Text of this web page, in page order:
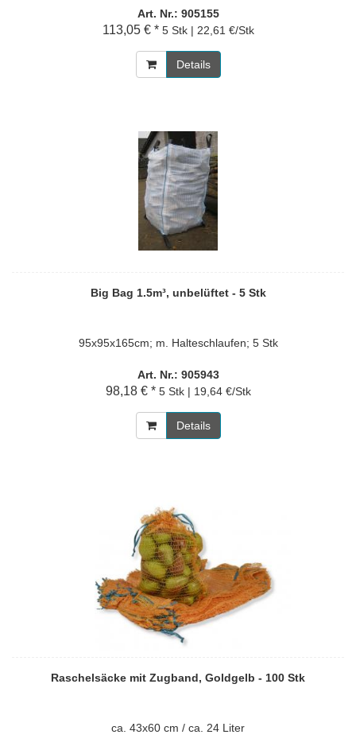
Art. Nr.: 905155
113,05 € * 5 Stk | 22,61 €/Stk
Details
Big Bag 1.5m³, unbelüftet - 5 Stk
95x95x165cm; m. Halteschlaufen; 5 Stk
Art. Nr.: 905943
98,18 € * 5 Stk | 19,64 €/Stk
Details
Raschelsäcke mit Zugband, Goldgelb - 100 Stk
ca. 43x60 cm / ca. 24 Liter